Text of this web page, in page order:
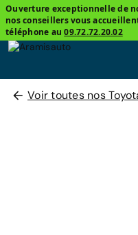
Ouverture exceptionnelle de
nos conseillers vous
téléphone au09.72.72.20.02
Voir toutes nos